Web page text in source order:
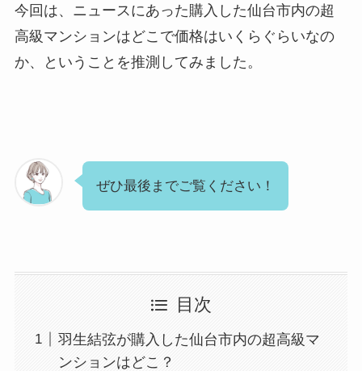
今回は、ニュースにあった購入した仙台市内の超
高級マンションはどこで価格はいくらぐらいなの
か、ということを推測してみました。
ぜひ最後までご覧ください！
目次
羽生結弦が購入した仙台市内の超高級マ
ンションはどこ？